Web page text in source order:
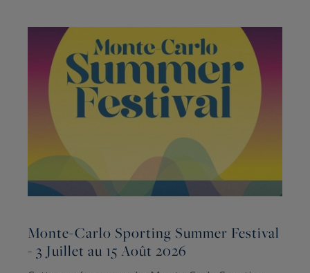
Monte-Carlo Sporting Summer Festival
- 3 Juillet au 15 Août 2026